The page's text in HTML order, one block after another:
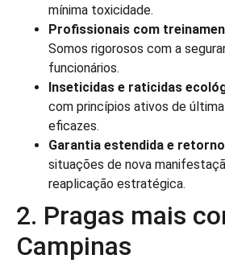
mínima toxicidade.
Profissionais com
Somos rigorosos com a
funcionários.
Inseticidas e raticidas
com princípios ativos de
eficazes.
Garantia estendida e
situações de nova
reaplicação estratégica.
2. Pragas mais
Campinas